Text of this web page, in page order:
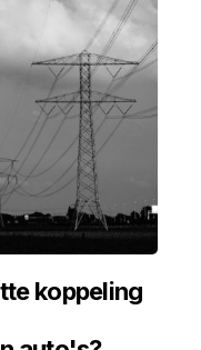
koppeling